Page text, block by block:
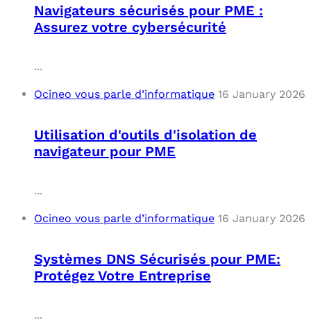
Navigateurs sécurisés pour PME :
Assurez votre cybersécurité
...
Ocineo vous parle d’informatique 16 January 2026
Utilisation d'outils d'isolation de
navigateur pour PME
...
Ocineo vous parle d’informatique 16 January 2026
Systèmes DNS Sécurisés pour PME:
Protégez Votre Entreprise
...